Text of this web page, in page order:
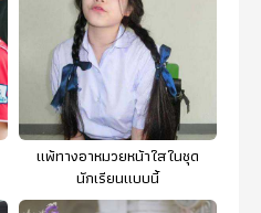
แพ้ทางอาหมวยหน้าใสในชุด
นักเรียนแบบนี้